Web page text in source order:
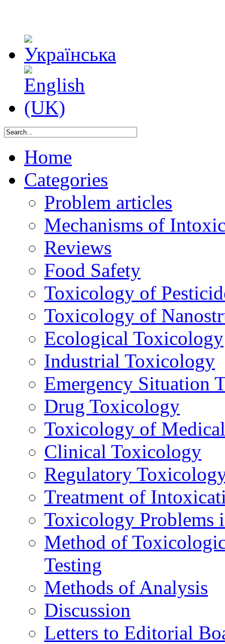
Home
Categories
Problem articles
Mechanisms of
Reviews
Food Safety
Toxicology of
Toxicology of
Ecological Toxicology
Industrial Toxicology
Emergency Situation
Drug Toxicology
Toxicology of
Clinical Toxicology
Regulatory
Treatment of
Toxicology Problems
Method of
Testing
Methods of Analysis
Discussion
Letters to Editorial